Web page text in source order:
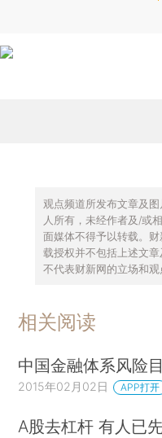
观点频道所发布文章及
人所有，未经作者及/或
面媒体不得予以转载。
载授权并不包括上述文
不代表财新网的立场和观
相关阅读
中国金融体系风险
2015年02月02日 APP打开
A股去杠杆 有人已